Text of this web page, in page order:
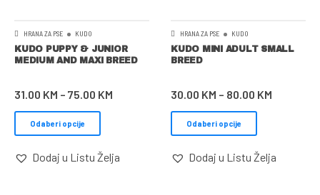
HRANA ZA PSE KUDO
KUDO PUPPY & JUNIOR
MEDIUM AND MAXI BREED
31.00 KM – 75.00 KM
Odaberi opcije
Dodaj u Listu Želja
HRANA ZA PSE KUDO
KUDO MINI ADULT SMALL
BREED
30.00 KM – 80.00 KM
Odaberi opcije
Dodaj u Listu Želja